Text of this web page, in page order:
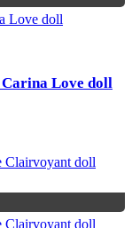
Love doll